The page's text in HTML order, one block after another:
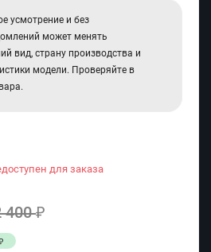
усмотрение и без
может менять
вид, страну производства и
модели. Проверяйте в
для заказа
400₽